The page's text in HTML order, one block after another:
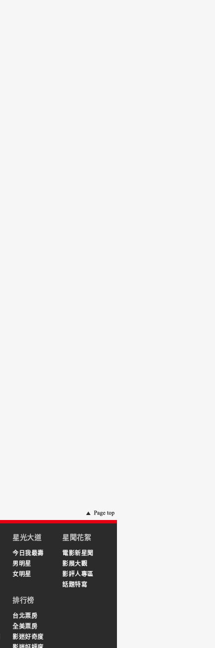
星光大道
今日我最壽
男明星
女明星
星聞花絮
電影新星聞
影展大觀
影評人專區
話題特寫
排行榜
台北票房
全美票房
影迷好奇度